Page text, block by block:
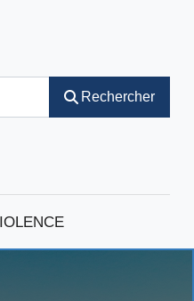
Rechercher